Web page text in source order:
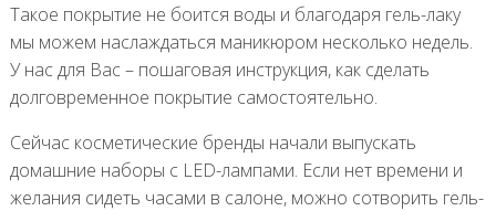
Такое покрытие не боится воды и благодаря гель-лаку
мы можем наслаждаться маникюром несколько недель.
У нас для Вас – пошаговая инструкция, как сделать
долговременное покрытие самостоятельно.
Сейчас косметические бренды начали выпускать
домашние наборы с LED-лампами. Если нет времени и
желания сидеть часами в салоне, можно сотворить гель-